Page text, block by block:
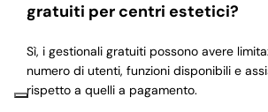
gratuiti per centri estetici?
Sì, i gestionali gratuiti possono avere
numero di utenti, funzioni disponibili e
rispetto a quelli a pagamento.